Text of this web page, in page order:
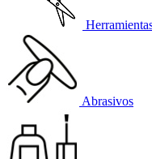
Abrasivos